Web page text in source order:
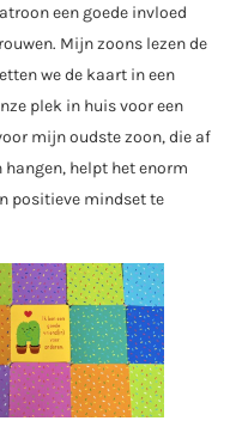
een goede invloed
Mijn zoons lezen de
we de kaart in een
plek in huis voor een
mijn oudste zoon, die af
helpt het enorm
positieve mindset te